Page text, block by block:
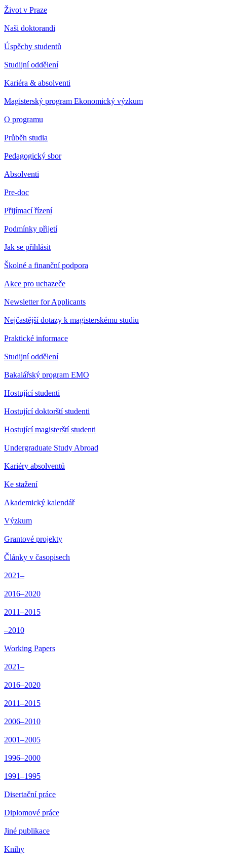
Život v Praze
Naši doktorandi
Úspěchy studentů
Studijní oddělení
Kariéra & absolventi
Magisterský program Ekonomický výzkum
O programu
Průběh studia
Pedagogický sbor
Absolventi
Pre-doc
Přijímací řízení
Podmínky přijetí
Jak se přihlásit
Školné a finanční podpora
Akce pro uchazeče
Newsletter for Applicants
Nejčastější dotazy k magisterskému studiu
Praktické informace
Studijní oddělení
Bakalářský program EMO
Hostující studenti
Hostující doktorští studenti
Hostující magisterští studenti
Undergraduate Study Abroad
Kariéry absolventů
Ke stažení
Akademický kalendář
Výzkum
Grantové projekty
Články v časopisech
2021–
2016–2020
2011–2015
–2010
Working Papers
2021–
2016–2020
2011–2015
2006–2010
2001–2005
1996–2000
1991–1995
Disertační práce
Diplomové práce
Jiné publikace
Knihy